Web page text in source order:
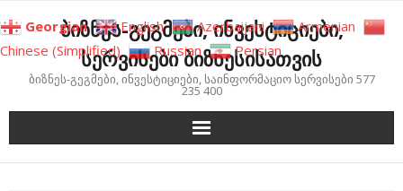
to
content
ბიზნეს-გეგმები, ინვესტიციები,
სერვისები ბიზნესისათვის
ბიზნეს-გეგმები, ინვესტიციები, საინფორმაციო სერვისები 577
235 400
Georgian English Azerbaijani
Armenian
Chinese (Simplified)
Russian Persian